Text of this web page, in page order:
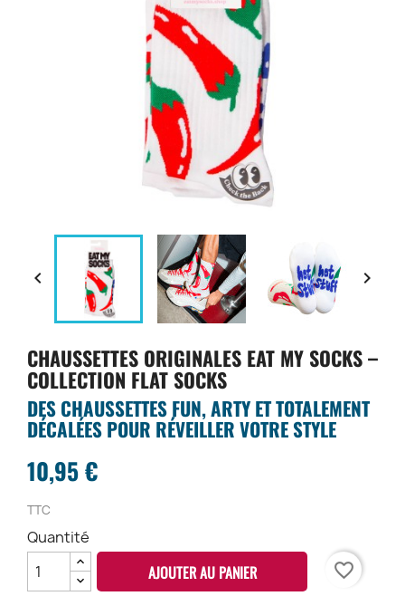
 
CHAUSSETTES ORIGINALES EAT MY SOCKS –
COLLECTION FLAT SOCKS
DES CHAUSSETTES FUN, ARTY ET TOTALEMENT
DÉCALÉES POUR RÉVEILLER VOTRE STYLE
10,95 €
TTC
Quantité
AJOUTER AU PANIER favorite_border